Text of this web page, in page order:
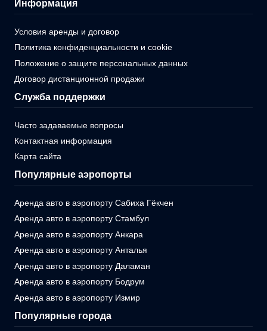
Информация
Условия аренды и договор
Политика конфиденциальности и cookie
Положение о защите персональных данных
Договор дистанционной продажи
Служба поддержки
Часто задаваемые вопросы
Контактная информация
Карта сайта
Популярные аэропорты
Аренда авто в аэропорту Сабиха Гёкчен
Аренда авто в аэропорту Стамбул
Аренда авто в аэропорту Анкара
Аренда авто в аэропорту Анталья
Аренда авто в аэропорту Даламан
Аренда авто в аэропорту Бодрум
Аренда авто в аэропорту Измир
Популярные города